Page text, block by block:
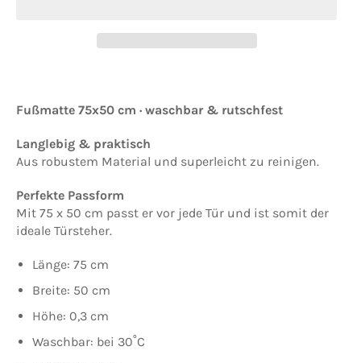
Fußmatte 75x50 cm · waschbar & rutschfest
Langlebig & praktisch
Aus robustem Material und superleicht zu reinigen.
Perfekte Passform
Mit 75 x 50 cm passt er vor jede Tür und ist somit der
ideale Türsteher.
Länge: 75 cm
Breite: 50 cm
Höhe: 0,3 cm
Waschbar: bei 30˚C